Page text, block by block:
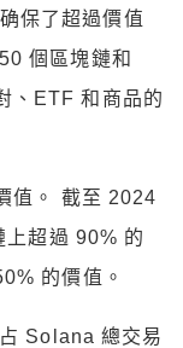
保了超過價值
個區塊鏈和
、ETF 和商品的
值。 截至 2024
超過 90% 的
的價值。
Solana 總交易